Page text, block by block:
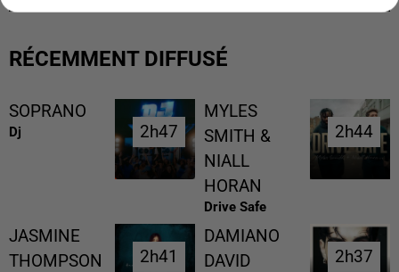
RÉCEMMENT DIFFUSÉ
SOPRANO
Dj 2h47
2h47
MYLES
SMITH &
NIALL
HORAN
Drive Safe
2h44
2h44
JASMINE
THOMPSON
2h41
2h41
DAMIANO
DAVID
2h37
2h37